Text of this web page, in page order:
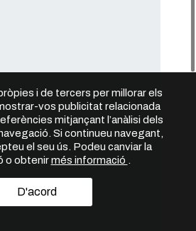
i de tercers per millorar els
vos publicitat relacionada
mitjançant l’anàlisi dels
Si continueu navegant,
el seu ús. Podeu canviar la
o obtenirmés informació
D'acord